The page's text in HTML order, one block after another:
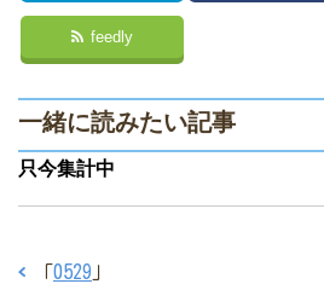
feedly
一緒に読みたい記事
只今集計中
「0529 」